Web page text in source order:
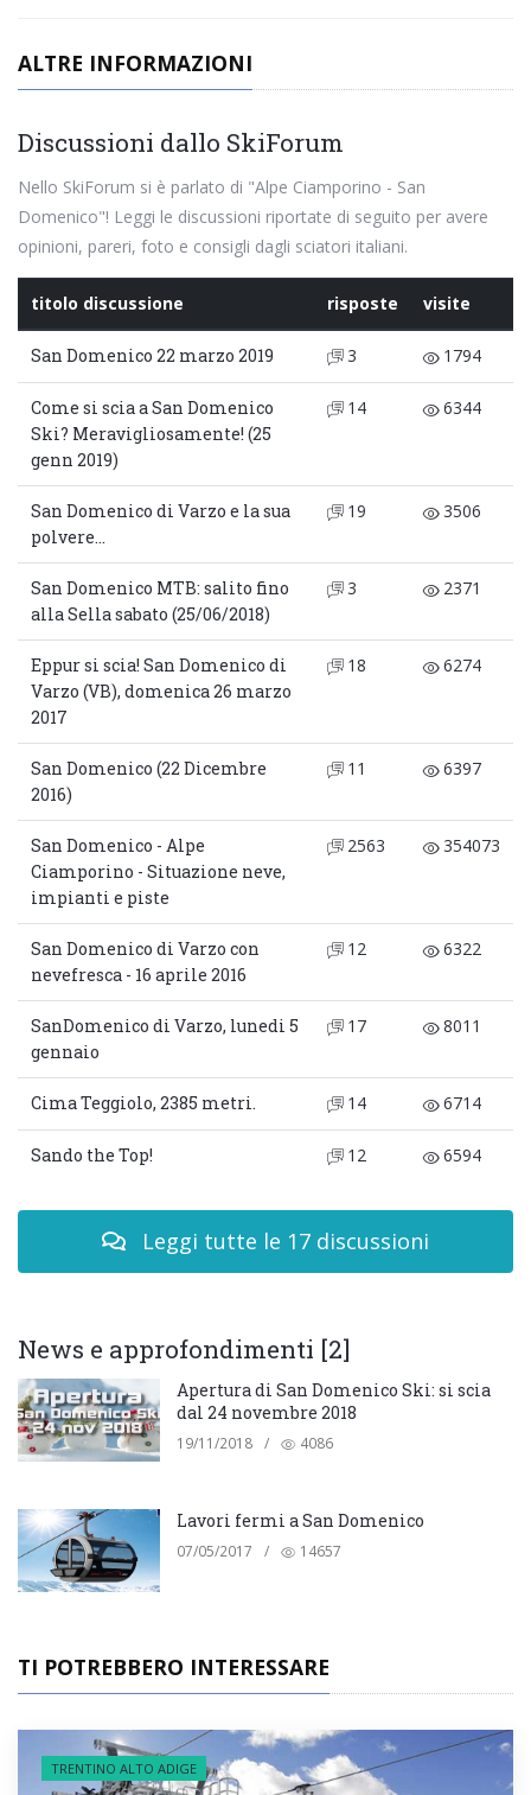
ALTRE INFORMAZIONI
Discussioni dallo SkiForum
Nello SkiForum si è parlato di "Alpe Ciamporino - San
Domenico"! Leggi le discussioni riportate di seguito per avere
opinioni, pareri, foto e consigli dagli sciatori italiani.
titolo discussione risposte visite
San Domenico 22 marzo 2019 3 1794
Come si scia a San Domenico
Ski? Meravigliosamente! (25
genn 2019)
14 6344
San Domenico di Varzo e la sua
polvere...
19 3506
San Domenico MTB: salito fino
alla Sella sabato (25/06/2018)
3 2371
Eppur si scia! San Domenico di
Varzo (VB), domenica 26 marzo
2017
18 6274
San Domenico (22 Dicembre
2016)
11 6397
San Domenico - Alpe
Ciamporino - Situazione neve,
impianti e piste
2563 354073
San Domenico di Varzo con
nevefresca - 16 aprile 2016
12 6322
SanDomenico di Varzo, lunedi 5
gennaio
17 8011
Cima Teggiolo, 2385 metri. 14 6714
Sando the Top! 12 6594
Leggi tutte le 17 discussioni
News e approfondimenti [2]
Apertura di San Domenico Ski: si scia
dal 24 novembre 2018
19/11/2018 / 4086
Lavori fermi a San Domenico
07/05/2017 / 14657
TI POTREBBERO INTERESSARE
TRENTINO ALTO ADIGE